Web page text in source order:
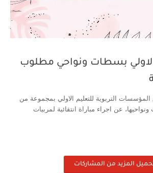
الاولي بسطات ونواحي مطلوب
المؤسسات التربوية للتعليم الاولي بمجموعة من
عن اجراء مباراة انتقائية لمربيات
المزيد من المشاركات